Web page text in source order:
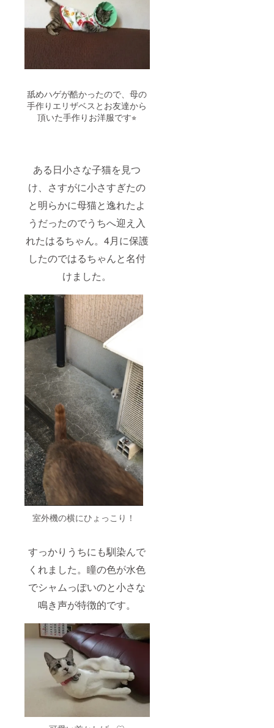
舐めハゲが酷かったので、母の
手作りエリザベスとお友達から
頂いた手作りお洋服です⭐︎
ある日小さな子猫を見つ
け、さすがに小さすぎたの
と明らかに母猫と逸れたよ
うだったのでうちへ迎え入
れたはるちゃん。4月に保護
したのではるちゃんと名付
けました。
室外機の横にひょっこり！
すっかりうちにも馴染んで
くれました。瞳の色が水色
でシャムっぽいのと小さな
鳴き声が特徴的です。